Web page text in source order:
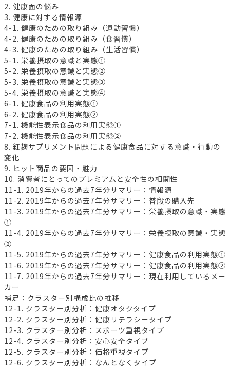
2. 健康面の悩み
3. 健康に対する情報源
4-1. 健康のための取り組み（運動習慣）
4-2. 健康のための取り組み（食習慣）
4-3. 健康のための取り組み（生活習慣）
5-1. 栄養摂取の意識と実態①
5-2. 栄養摂取の意識と実態②
5-3. 栄養摂取の意識と実態③
5-4. 栄養摂取の意識と実態④
6-1. 健康食品の利用実態①
6-2. 健康食品の利用実態②
7-1. 機能性表示食品の利用実態①
7-2. 機能性表示食品の利用実態②
8. 紅麹サプリメント問題による健康食品に対する意識・行動の
変化
9. ヒット商品の要因・魅力
10. 消費者にとってのプレミアムと安全性の相関性
11-1. 2019年からの過去7年分サマリー：情報源
11-2. 2019年からの過去7年分サマリー：普段の購入先
11-3. 2019年からの過去7年分サマリー：栄養摂取の意識・実態
①
11-4. 2019年からの過去7年分サマリー：栄養摂取の意識・実態
②
11-5. 2019年からの過去7年分サマリー：健康食品の利用実態①
11-6. 2019年からの過去7年分サマリー：健康食品の利用実態②
11-7. 2019年からの過去7年分サマリー：現在利用しているメー
カー
補足：クラスター別構成比の推移
12-1. クラスター別分析：健康オタクタイプ
12-2. クラスター別分析：健康リテラシータイプ
12-3. クラスター別分析：スポーツ重視タイプ
12-4. クラスター別分析：安心安全タイプ
12-5. クラスター別分析：価格重視タイプ
12-6. クラスター別分析：なんとなくタイプ